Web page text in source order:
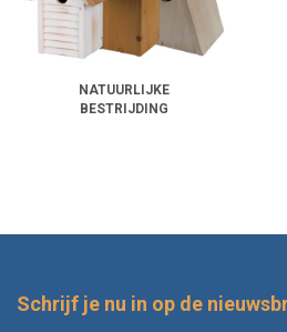
NATUURLIJKE
BESTRIJDING
Schrijf je nu in op de